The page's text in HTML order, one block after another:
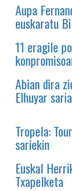
Aupa
euskaratu
11 eragile
Abian dira
Elhuyar
Tropela:
sariekin
Euskal
Txapelketa